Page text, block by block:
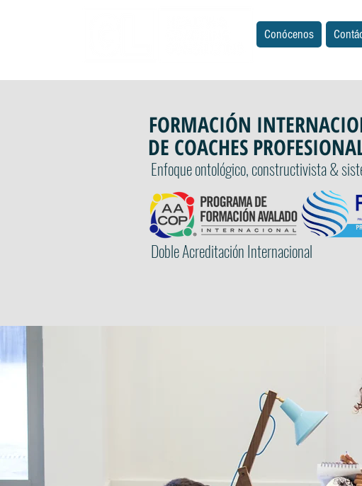
Conócenos
FORMACIÓN
Enfoque ontológico, constructivista &
DE COACHES
Doble Acreditación Internacional